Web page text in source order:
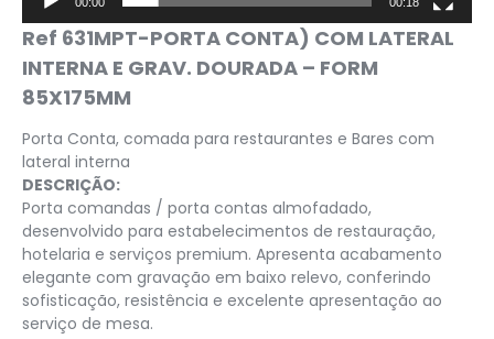
Ref 631MPT-PORTA CONTA) COM LATERAL
INTERNA E GRAV. DOURADA – FORM
85X175MM
Porta Conta, comada para restaurantes e Bares com
lateral interna
DESCRIÇÃO:
Porta comandas / porta contas almofadado,
desenvolvido para estabelecimentos de restauração,
hotelaria e serviços premium. Apresenta acabamento
elegante com gravação em baixo relevo, conferindo
sofisticação, resistência e excelente apresentação ao
serviço de mesa.